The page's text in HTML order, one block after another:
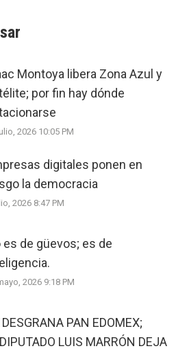
Montoya libera Zona Azul y
por fin hay dónde
2026 10:05 PM
digitales ponen en
la democracia
2026 8:47 PM
es de güevos; es de
2026 9:18 PM
DESGRANA PAN EDOMEX;
LUIS MARRÓN DEJA